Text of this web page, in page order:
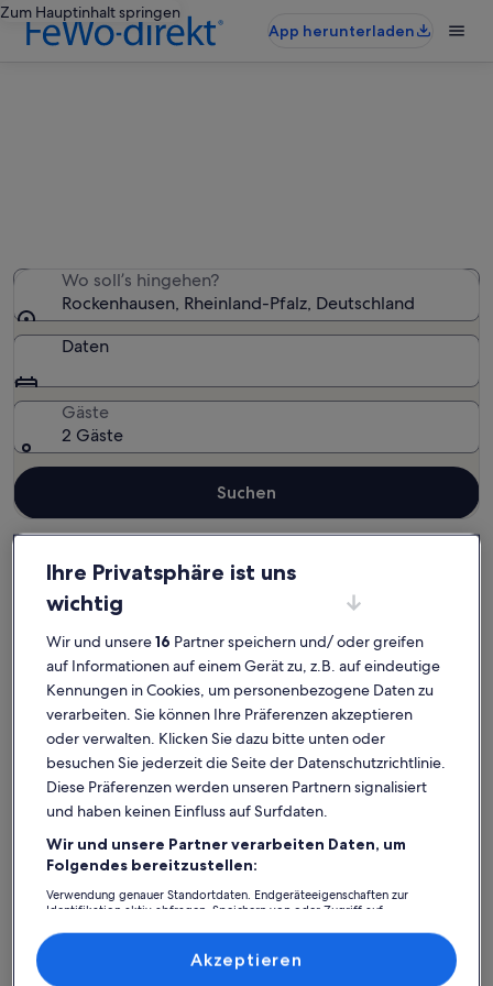
Zum Hauptinhalt springen
App herunterladen
Wo soll’s hingehen?
Rockenhausen, Rheinland-Pfalz, Deutschland
Daten
Gäste
2 Gäste
Suchen
Donnersbergkreis
Rockenhausen: Finde deine
perfekte Unterkunft
Weitere Infos zu Experience nature and culture in
Ihre Privatsphäre ist uns
wichtig
Wir und unsere16 Partner speichern und/ oder greifen
auf Informationen auf einem Gerät zu, z.B. auf eindeutige
Kennungen in Cookies, um personenbezogene Daten zu
verarbeiten. Sie können Ihre Präferenzen akzeptieren
oder verwalten. Klicken Sie dazu bitte unten oder
besuchen Sie jederzeit die Seite der Datenschutzrichtlinie.
Diese Präferenzen werden unseren Partnern signalisiert
und haben keinen Einfluss auf Surfdaten.
Wir und unsere Partner verarbeiten Daten, um
Folgendes bereitzustellen:
Verwendung genauer Standortdaten. Endgeräteeigenschaften zur
Identifikation aktiv abfragen. Speichern von oder Zugriff auf
Inhalte, Messung von Werbeleistung und der Performance von Inhalten,
Zielgruppenforschung sowie Entwicklung und Verbesserung von
Akzeptieren